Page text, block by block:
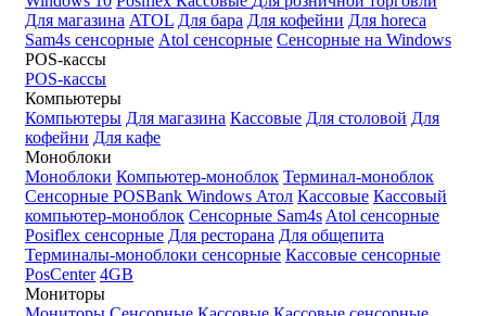
Для магазина ATOL Для бара Для кофейни Для horeca
Sam4s сенсорные Atol сенсорные Сенсорные на Windows
POS-кассы
POS-кассы
Компьютеры
Компьютеры Для магазина Кассовые Для столовой Для
кофейни Для кафе
Моноблоки
Моноблоки Компьютер-моноблок Терминал-моноблок
Сенсорные POSBank Windows Атол Кассовые Кассовый
компьютер-моноблок Сенсорные Sam4s Atol сенсорные
Posiflex сенсорные Для ресторана Для общепита
Терминалы-моноблоки сенсорные Кассовые сенсорные
PosCenter 4GB
Мониторы